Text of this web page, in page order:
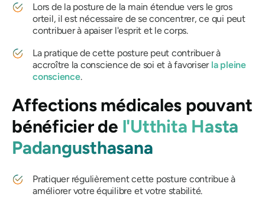
Lors de la posture de la main étendue vers le gros
orteil, il est nécessaire de se concentrer, ce qui peut
contribuer à apaiser l'esprit et le corps.
La pratique de cette posture peut contribuer à
accroître la conscience de soi et à favoriser la pleine
conscience.
Affections médicales pouvant
bénéficier de l'Utthita Hasta
Padangusthasana
Pratiquer régulièrement cette posture contribue à
améliorer votre équilibre et votre stabilité.